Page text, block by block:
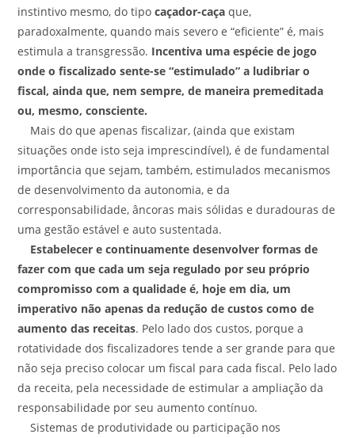
instintivo mesmo, do tipocaçador-caça que,
paradoxalmente, quando mais severo e “eficiente” é, mais
estimula a transgressão. Incentiva uma espécie de jogo
onde o fiscalizado sente-se “estimulado” a ludibriar o
fiscal, ainda que, nem sempre, de maneira premeditada
ou, mesmo, consciente.
Mais do que apenas fiscalizar, (ainda que existam
situações onde isto seja imprescindível), é de fundamental
importância que sejam, também, estimulados mecanismos
de desenvolvimento da autonomia, e da
corresponsabilidade, âncoras mais sólidas e duradouras de
uma gestão estável e auto sustentada.
Estabelecer e continuamente desenvolver formas de
fazer com que cada um seja regulado por seu próprio
compromisso com a qualidade é, hoje em dia, um
imperativo não apenas da redução de custos como de
aumento das receitas. Pelo lado dos custos, porque a
rotatividade dos fiscalizadores tende a ser grande para que
não seja preciso colocar um fiscal para cada fiscal. Pelo lado
da receita, pela necessidade de estimular a ampliação da
responsabilidade por seu aumento contínuo.
Sistemas de produtividade ou participação nos